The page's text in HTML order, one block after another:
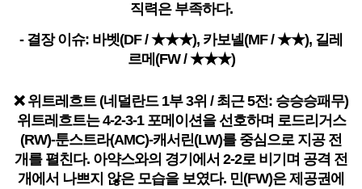
직력은 부족하다.
- 결장 이슈: 바벳(DF / ★★★), 카보넬(MF / ★★), 길레
르메(FW / ★★★)
❌ 위트레흐트 (네덜란드 1부 3위 / 최근 5전: 승승승패무)
위트레흐트는 4-2-3-1 포메이션을 선호하며 로드리거스
(RW)-툰스트라(AMC)-캐서린(LW)를 중심으로 지공 전
개를 펼친다. 아약스와의 경기에서 2-2로 비기며 공격 전
개에서 나쁘지 않은 모습을 보였다. 민(FW)은 제공권에